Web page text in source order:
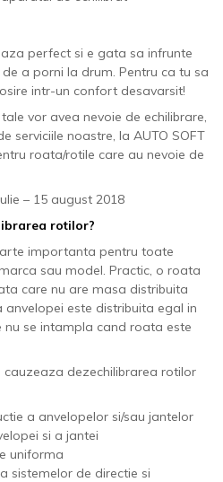
perfect si e gata sa infrunte
a porni la drum. Pentru ca tu sa
intr-un confort desavarsit!
vor avea nevoie de echilibrare,
serviciile noastre, la AUTO SOFT
roata/rotile care au nevoie de
– 15 august 2018
rotilor?
importanta pentru toate
sau model. Practic, o roata
care nu are masa distribuita
este distribuita egal in
nu se intampla cand roata este
dezechilibrarea rotilor
a anvelopelor si/sau jantelor
si a jantei
uniforma
sistemelor de directie si